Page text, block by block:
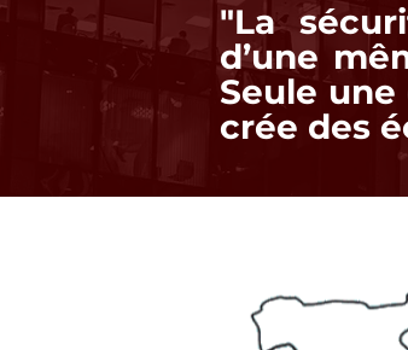
"La
d’une
Seule
crée des